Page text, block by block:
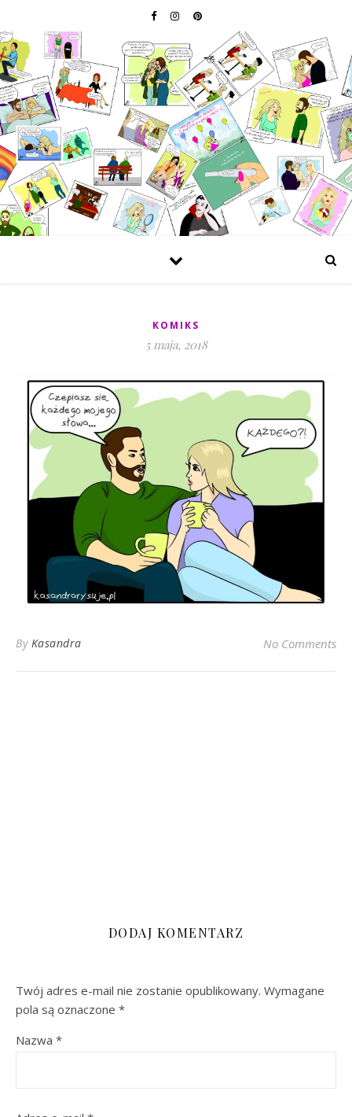
KOMIKS
5 maja, 2018
By Kasandra No Comments
DODAJ KOMENTARZ
Twój adres e-mail nie zostanie opublikowany. Wymagane
pola są oznaczone *
Nazwa *